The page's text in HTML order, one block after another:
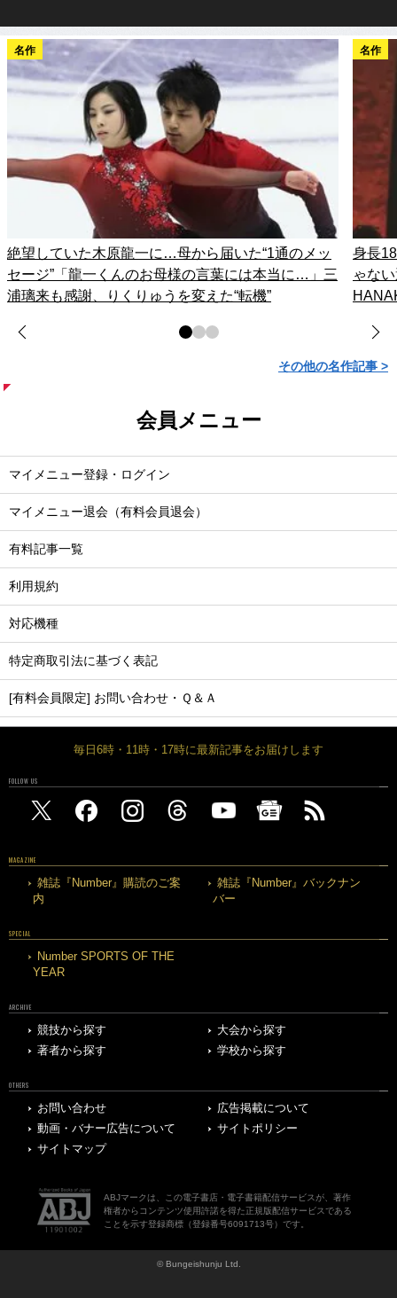
名作
絶望していた木原龍一に…母から届いた“1通のメッ
セージ”「龍一くんのお母様の言葉には本当に…」三
浦璃来も感謝、りくりゅうを変えた“転機”
名作
身長
ゃな
その他の名作記事 >
会員メニュー
マイメニュー登録・ログイン
マイメニュー退会（有料会員退会）
有料記事一覧
利用規約
対応機種
特定商取引法に基づく表記
[有料会員限定] お問い合わせ・Ｑ＆Ａ
毎日6時・11時・17時に最新記事をお届けします
FOLLOW US
MAGAZINE
雑誌『Number』購読のご案
内
雑誌『Number』バックナン
バー
SPECIAL
Number SPORTS OF THE
YEAR
ARCHIVE
競技から探す
大会から探す
著者から探す
学校から探す
OTHERS
お問い合わせ
広告掲載について
動画・バナー広告について
サイトポリシー
サイトマップ
ABJマークは、この電子書店・電子書籍配信サービスが、著作
権者からコンテンツ使用許諾を得た正規版配信サービスである
ことを示す登録商標（登録番号6091713号）です。
© Bungeishunju Ltd.